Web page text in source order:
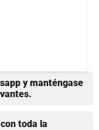
y manténgase
toda la